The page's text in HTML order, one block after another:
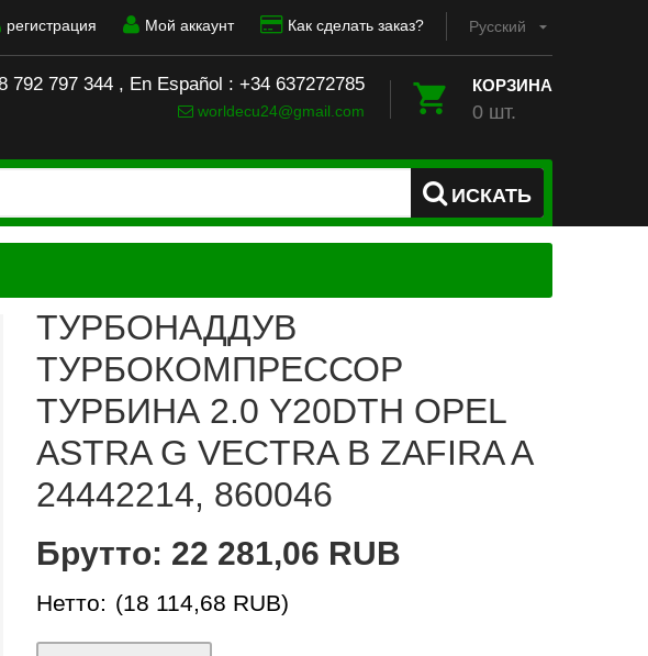
Pусский
регистрация Мой аккаунт Как сделать заказ?
КОРЗИНА
0 шт.
792 797 344 , En Español : +34 637272785
worldecu24@gmail.com
ИСКАТЬ
ТУРБОНАДДУВ
ТУРБОКОМПРЕССОР
ТУРБИНА 2.0 Y20DTH OPEL
ASTRA G VECTRA B ZAFIRA A
24442214, 860046
Брутто: 22 281,06 RUB
Нетто: (18 114,68 RUB)